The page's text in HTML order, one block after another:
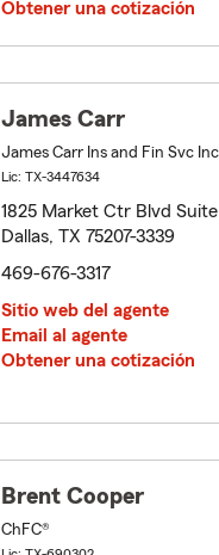
Obtener una cotización
James Carr
James Carr Ins and Fin Svc Inc
Lic: TX-3447634
1825 Market Ctr Blvd Suite
Dallas, TX 75207-3339
469-676-3317
Sitio web del agente
Email al agente
Obtener una cotización
Brent Cooper
ChFC®